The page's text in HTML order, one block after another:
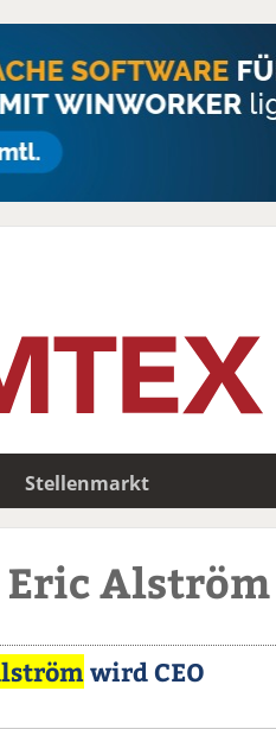
Stellenmarkt
Alström
wird CEO